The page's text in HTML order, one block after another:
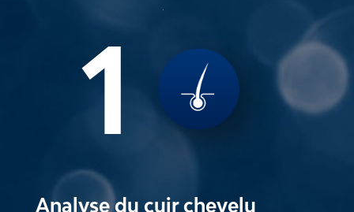
1
Analyse du cuir chevelu